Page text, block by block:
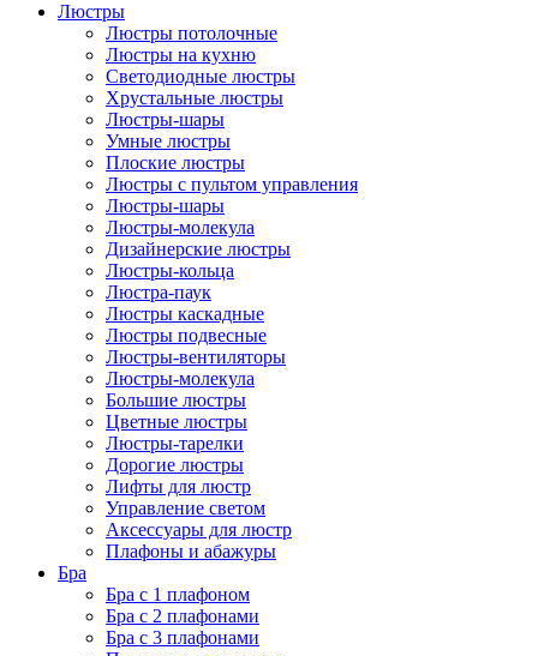
Люстры
Люстры потолочные
Люстры на кухню
Светодиодные люстры
Хрустальные люстры
Люстры-шары
Умные люстры
Плоские люстры
Люстры с пультом управления
Люстры-шары
Люстры-молекула
Дизайнерские люстры
Люстры-кольца
Люстра-паук
Люстры каскадные
Люстры подвесные
Люстры-вентиляторы
Люстры-молекула
Большие люстры
Цветные люстры
Люстры-тарелки
Дорогие люстры
Лифты для люстр
Управление светом
Аксессуары для люстр
Плафоны и абажуры
Бра
Бра с 1 плафоном
Бра с 2 плафонами
Бра с 3 плафонами